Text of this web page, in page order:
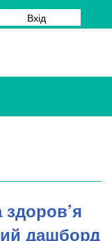
Вхід
дашборд